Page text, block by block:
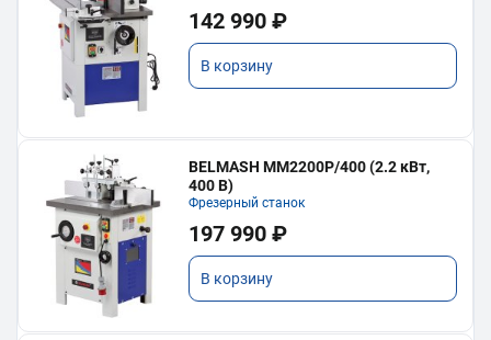
142 990 ₽
В корзину
BELMASH MM2200P/400 (2.2 кВт,
400 В)
Фрезерный станок
197 990 ₽
В корзину